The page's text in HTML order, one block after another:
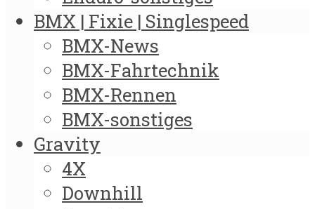
BMX | Fixie | Singlespeed
BMX-News
BMX-Fahrtechnik
BMX-Rennen
BMX-sonstiges
Gravity
4X
Downhill